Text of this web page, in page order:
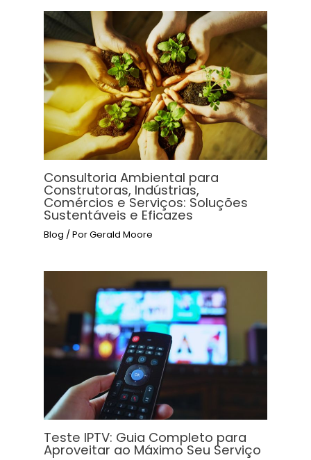
Consultoria Ambiental para
Construtoras, Indústrias,
Comércios e Serviços: Soluções
Sustentáveis e Eficazes
Blog / PorGerald Moore
Teste IPTV: Guia Completo para
Aproveitar ao Máximo Seu Serviço